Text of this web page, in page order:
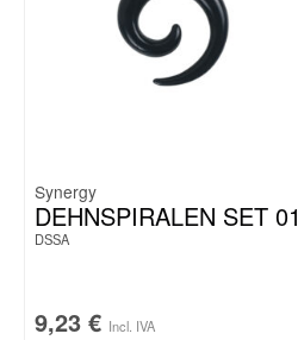
Synergy
DEHNSPIRALEN SET 01
DSSA
9,23 € Incl. IVA